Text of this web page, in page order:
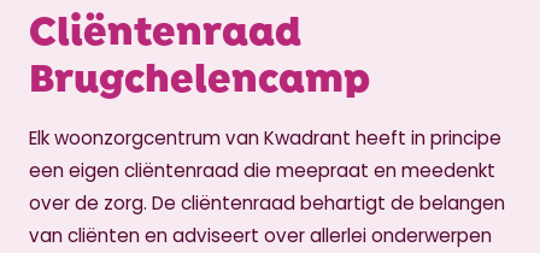
Cliëntenraad
Brugchelencamp
Elk woonzorgcentrum van Kwadrant heeft in principe
een eigen cliëntenraad die meepraat en meedenkt
over de zorg. De cliëntenraad behartigt de belangen
van cliënten en adviseert over allerlei onderwerpen